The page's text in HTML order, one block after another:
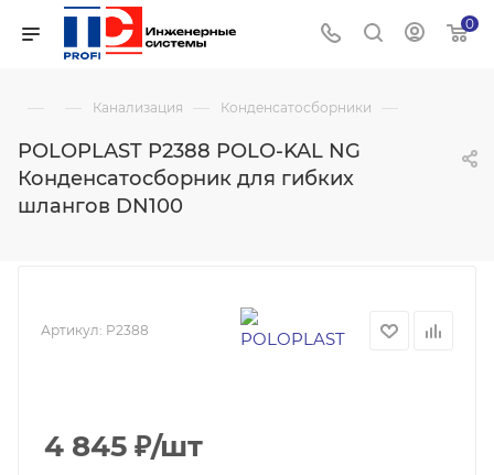
0
— — Канализация — Конденсатосборники —
POLOPLAST P2388 POLO-KAL NG
Конденсатосборник для гибких
шлангов DN100
Артикул: P2388
4 845 ₽/шт